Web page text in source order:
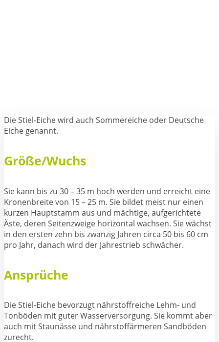
Die Stiel-Eiche wird auch Sommereiche oder Deutsche
Eiche genannt.
Größe/Wuchs
Sie kann bis zu 30 – 35 m hoch werden und erreicht eine
Kronenbreite von 15 – 25 m. Sie bildet meist nur einen
kurzen Hauptstamm aus und mächtige, aufgerichtete
Äste, deren Seitenzweige horizontal wachsen. Sie wächst
in den ersten zehn bis zwanzig Jahren circa 50 bis 60 cm
pro Jahr, danach wird der Jahrestrieb schwächer.
Ansprüche
Die Stiel-Eiche bevorzugt nährstoffreiche Lehm- und
Tonböden mit guter Wasserversorgung. Sie kommt aber
auch mit Staunässe und nährstoffärmeren Sandböden
zurecht.